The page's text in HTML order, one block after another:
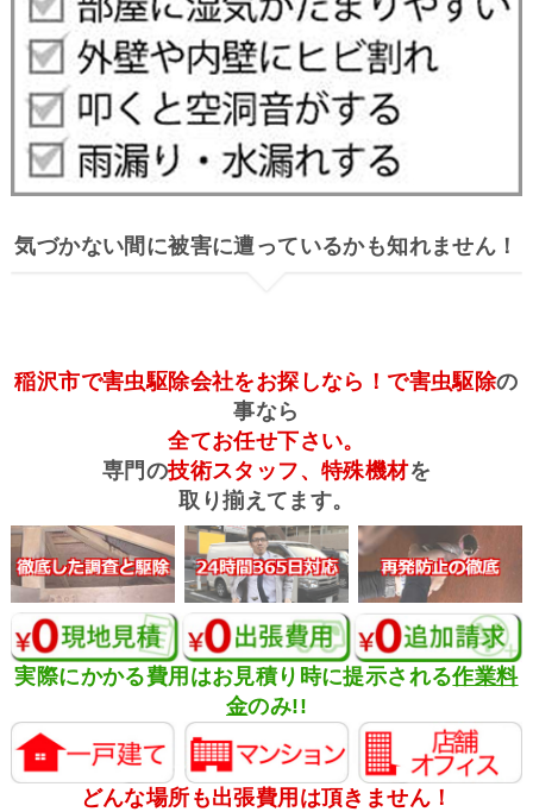
気づかない間に被害に遭っているかも知れません！
稲沢市で害虫駆除会社をお探しなら！で害虫駆除の
事なら
全てお任せ下さい。
専門の技術スタッフ、特殊機材を
取り揃えてます。
実際にかかる費用はお見積り時に提示される作業料
金のみ!!
どんな場所も出張費用は頂きません！